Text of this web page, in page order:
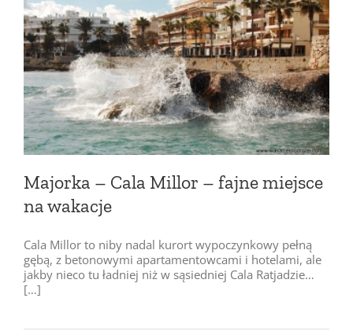
Majorka – Cala Millor – fajne miejsce
na wakacje
Cala Millor to niby nadal kurort wypoczynkowy pełną
gębą, z betonowymi apartamentowcami i hotelami, ale
jakby nieco tu ładniej niż w sąsiedniej Cala Ratjadzie…
[…]